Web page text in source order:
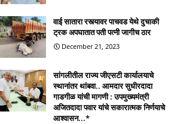
वाई सातारा रस्त्यावर पाचवड येथे दुचाकी
ट्रक अपघातात पती पत्नी जागीच ठार
December 21, 2023
सांगलीतील राज्य जीएसटी कार्यालयाचे
स्थानांतर थांबवा.. आमदार सुधीरदादा
गाडगीळ यांची मागणी : उपमुख्यमंत्री
अजितदादा पवार यांचे सकारात्मक निर्णयाचे
आश्वासन...*